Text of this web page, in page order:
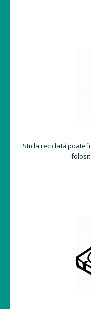
Sticla reciclată poate